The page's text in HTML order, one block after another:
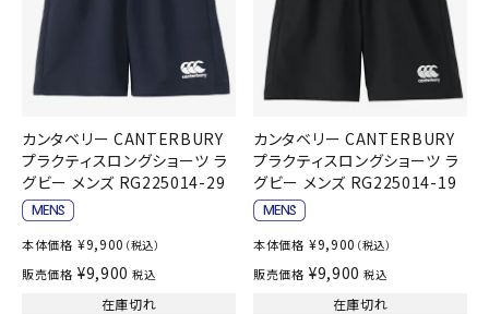
カンタベリー CANTERBURY
プラクティスロングショーツ ラ
グビー メンズ RG225014-29
本体価格 ¥9,900 （税込）
販売価格 ¥9,900 税込
在庫切れ
カンタベリー CANTERBURY
プラクティスロングショーツ ラ
グビー メンズ RG225014-19
本体価格 ¥9,900 （税込）
販売価格 ¥9,900 税込
在庫切れ